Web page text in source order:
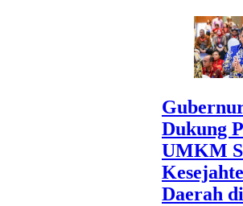
Dukung
UMKM
Daerah